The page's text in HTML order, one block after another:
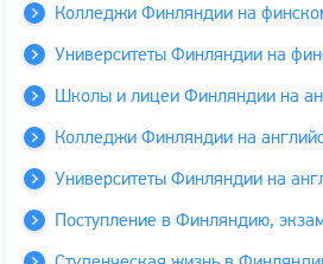
Колледжи Финляндии на
Университеты Финляндии на
Школы и лицеи Финляндии на
Колледжи Финляндии на
Университеты Финляндии на
Поступление в Финляндию,